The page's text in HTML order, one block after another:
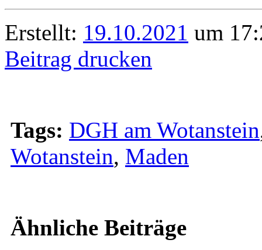
Erstellt: 19.10.2021 um
Beitrag drucken
Tags: DGH am Wotanstein
Wotanstein, Maden
Ähnliche Beiträge